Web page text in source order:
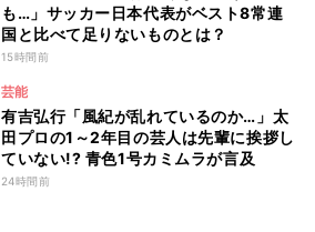
も…」サッカー日本代表がベスト8常連
国と比べて足りないものとは？
15時間前
芸能
有吉弘行「風紀が乱れているのか…」太
田プロの1～2年目の芸人は先輩に挨拶し
ていない!? 青色1号カミムラが言及
24時間前